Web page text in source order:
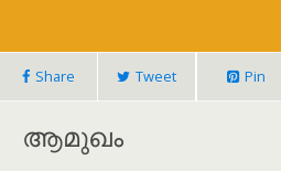
Share Tweet Pin
ആമുഖം